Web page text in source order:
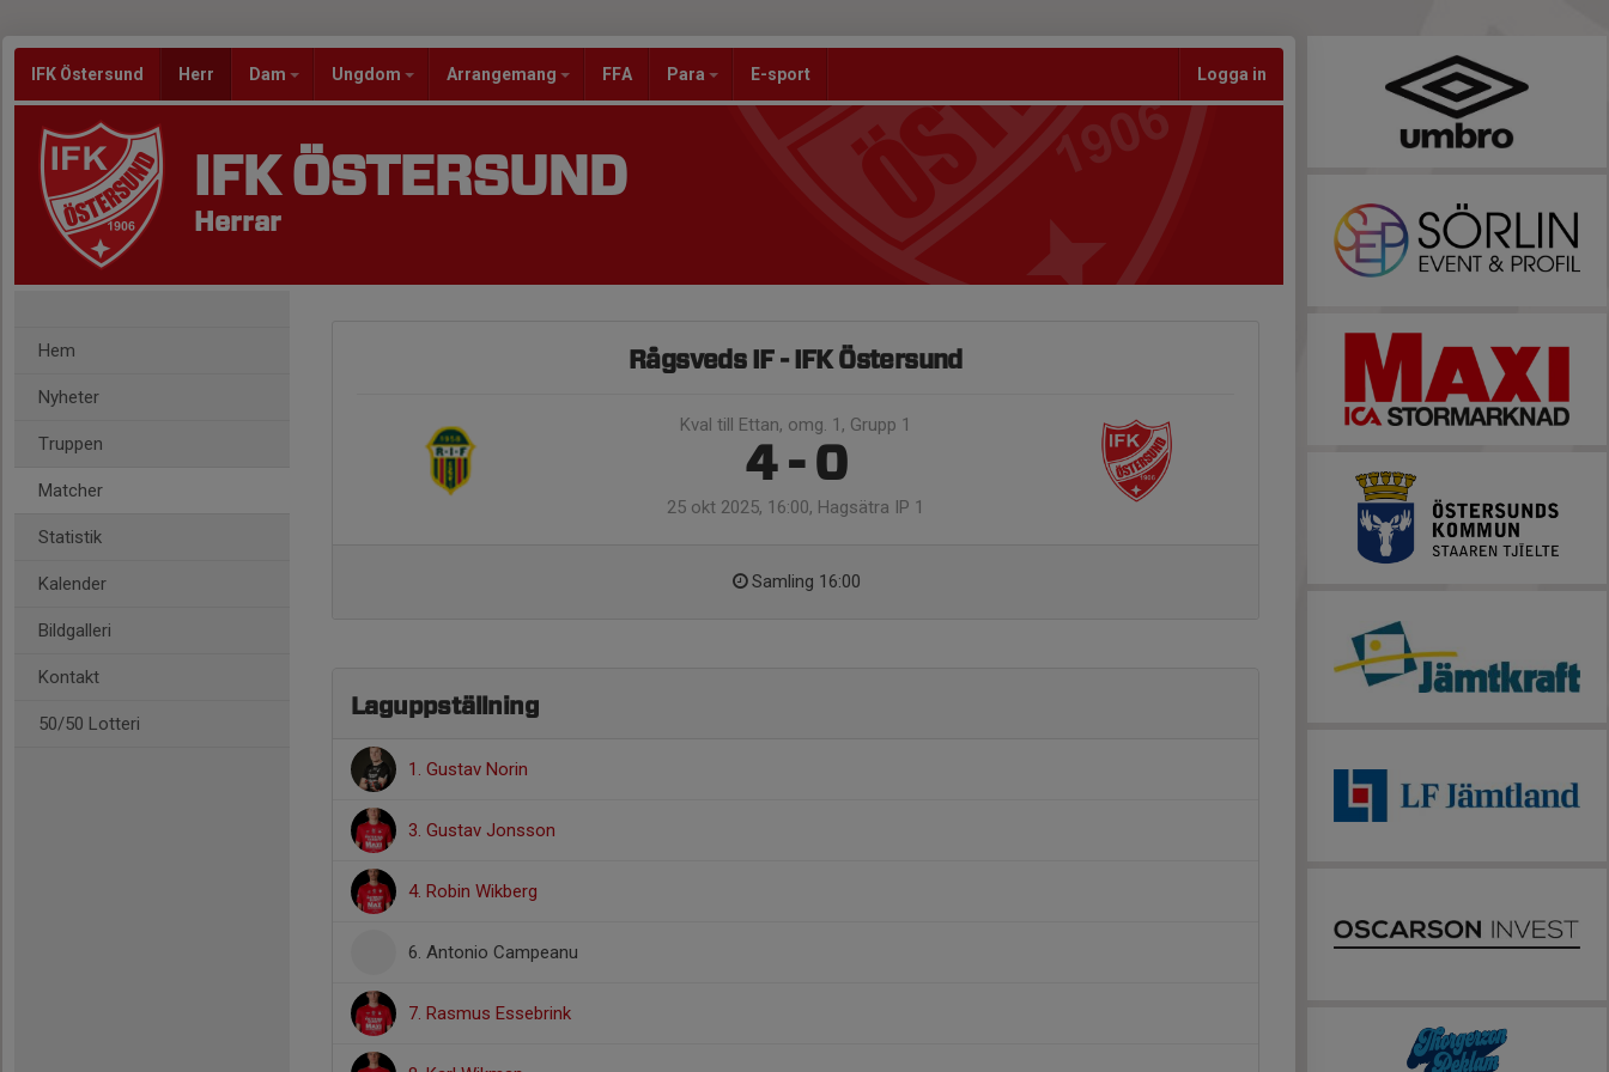
IFK Östersund Herr Dam Ungdom Arrangemang FFA Para E-sport Logga in
IFK ÖSTERSUND
Herrar
Hem
Nyheter
Truppen
Matcher
Statistik
Kalender
Bildgalleri
Kontakt
50/50 Lotteri
Rågsveds IF - IFK Östersund
Kval till Ettan, omg. 1, Grupp 1
4 - 0
25 okt 2025, 16:00, Hagsätra IP 1
Samling 16:00
Laguppställning
1. Gustav Norin
3. Gustav Jonsson
4. Robin Wikberg
6. Antonio Campeanu
7. Rasmus Essebrink